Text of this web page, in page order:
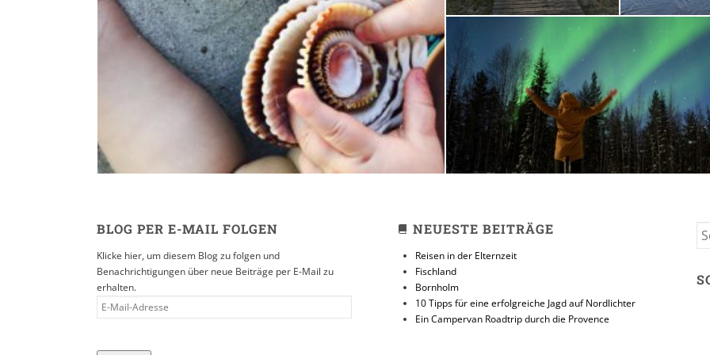
Reisen in der Elternzeit
16. SEPTEMBER 2019
10 Tipps für eine
Jagd auf Nordlichter
31. JANUAR 2018
BLOG PER E-MAIL FOLGEN
Klicke hier, um diesem Blog zu folgen und
Benachrichtigungen über neue Beiträge per E-Mail zu
erhalten.
E-
MAIL-
NEUESTE BEITRÄGE
Reisen in der Elternzeit
Fischland
Bornholm
10 Tipps für eine erfolgreiche Jagd auf Nordlichter
Ein Campervan Roadtrip durch die Provence